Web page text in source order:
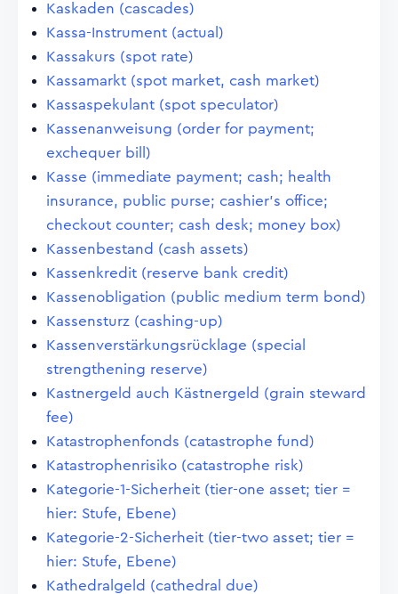
Kaskaden (cascades)
Kassa-Instrument (actual)
Kassakurs (spot rate)
Kassamarkt (spot market, cash market)
Kassaspekulant (spot speculator)
Kassenanweisung (order for payment;
exchequer bill)
Kasse (immediate payment; cash; health
insurance, public purse; cashier's office;
checkout counter; cash desk; money box)
Kassenbestand (cash assets)
Kassenkredit (reserve bank credit)
Kassenobligation (public medium term bond)
Kassensturz (cashing-up)
Kassenverstärkungsrücklage (special
strengthening reserve)
Kastnergeld auch Kästnergeld (grain steward
fee)
Katastrophenfonds (catastrophe fund)
Katastrophenrisiko (catastrophe risk)
Kategorie-1-Sicherheit (tier-one asset; tier =
hier: Stufe, Ebene)
Kategorie-2-Sicherheit (tier-two asset; tier =
hier: Stufe, Ebene)
Kathedralgeld (cathedral due)